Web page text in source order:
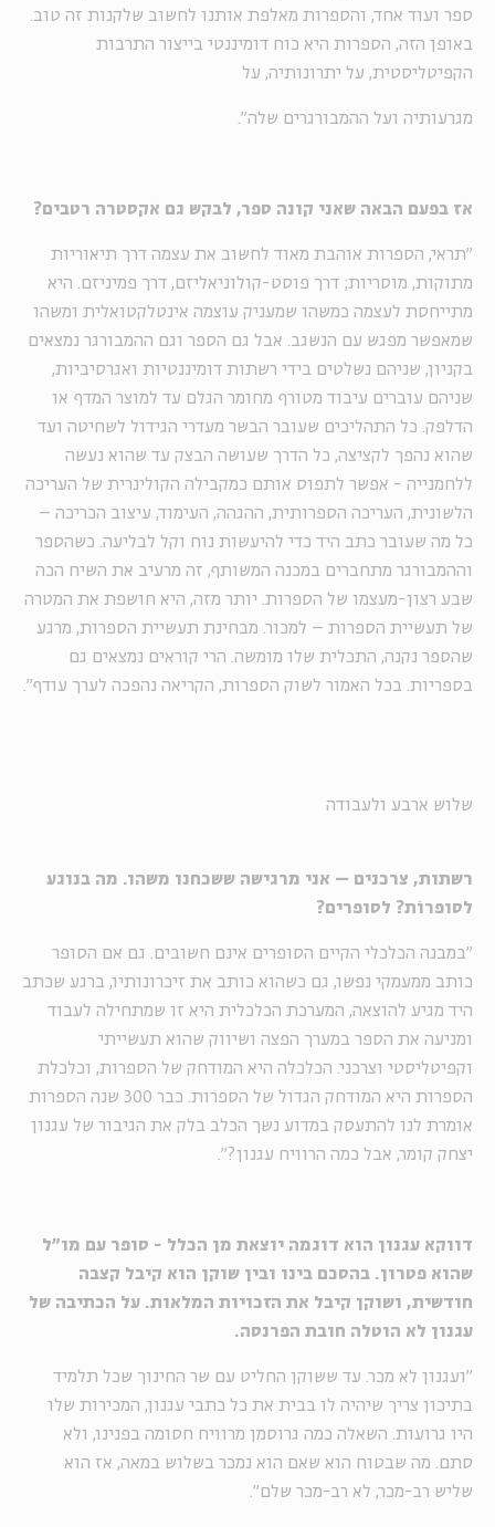
ספר ועוד אחד, והספרות מאלפת אותנו לחשוב שלקנות זה טוב.
באופן הזה, הספרות היא כוח דומיננטי בייצור התרבות
הקפיטליסטית, על יתרונותיה, על
מגרעותיה ועל ההמבורגרים שלה".
אז בפעם הבאה שאני קונה ספר, לבקש גם אקסטרה רטבים?
"תראי, הספרות אוהבת מאוד לחשוב את עצמה דרך תיאוריות
מתוקות, מוסריות; דרך פוסט-קולוניאליזם, דרך פמיניזם. היא
מתייחסת לעצמה כמשהו שמעניק עוצמה אינטלקטואלית ומשהו
שמאפשר מפגש עם הנשגב. אבל גם הספר וגם ההמבורגר נמצאים
בקניון, שניהם נשלטים בידי רשתות דומיננטיות ואגרסיביות,
שניהם עוברים עיבוד מטורף מחומר הגלם עד למוצר המדף או
הדלפק. כל התהליכים שעובר הבשר מעדרי הגידול לשחיטה ועד
שהוא נהפך לקציצה, כל הדרך שעושה הבצק עד שהוא נעשה
ללחמנייה - אפשר לתפוס אותם כמקבילה הקולינרית של העריכה
הלשונית, העריכה הספרותית, ההגהה, העימוד, עיצוב הכריכה –
כל מה שעובר כתב היד כדי להיעשות נוח וקל לבליעה. כשהספר
וההמבורגר מתחברים במכנה המשותף, זה מרעיב את השיח הכה
שבע רצון-מעצמו של הספרות. יותר מזה, היא חושפת את המטרה
של תעשיית הספרות – למכור. מבחינת תעשיית הספרות, מרגע
שהספר נקנה, התכלית שלו מומשה. הרי קוראים נמצאים גם
בספריות. בכל האמור לשוק הספרות, הקריאה נהפכה לערך עודף".
שלוש ארבע ולעבודה
רשתות, צרכנים – אני מרגישה ששכחנו משהו. מה בנוגע
לסופרוֹת? לסופרים?
"במבנה הכלכלי הקיים הסופרים אינם חשובים. גם אם הסופר
כותב ממעמקי נפשו, גם כשהוא כותב את זיכרונותיו, ברגע שכתב
היד מגיע להוצאה, המערכת הכלכלית היא זו שמתחילה לעבוד
ומניעה את הספר במערך הפצה ושיווק שהוא תעשייתי
וקפיטליסטי וצרכני. הכלכלה היא המודחק של הספרות, וכלכלת
הספרות היא המודחק הגדול של הספרות. כבר 300 שנה הספרות
אומרת לנו להתעסק במדוע נשך הכלב בלק את הגיבור של עגנון
יצחק קומר, אבל כמה הרוויח עגנון?".
דווקא עגנון הוא דוגמה יוצאת מן הכלל - סופר עם מו"ל
שהוא פטרון. בהסכם בינו ובין שוקן הוא קיבל קצבה
חודשית, ושוקן קיבל את הזכויות המלאות. על הכתיבה של
עגנון לא הוטלה חובת הפרנסה.
"ועגנון לא מכר. עד ששוקן החליט עם שר החינוך שכל תלמיד
בתיכון צריך שיהיה לו בבית את כל כתבי עגנון, המכירות שלו
היו גרועות. השאלה כמה גרוסמן מרוויח חסומה בפנינו, ולא
סתם. מה שבטוח הוא שאם הוא נמכר בשלוש במאה, אז הוא
שליש רב-מכר, לא רב-מכר שלם".